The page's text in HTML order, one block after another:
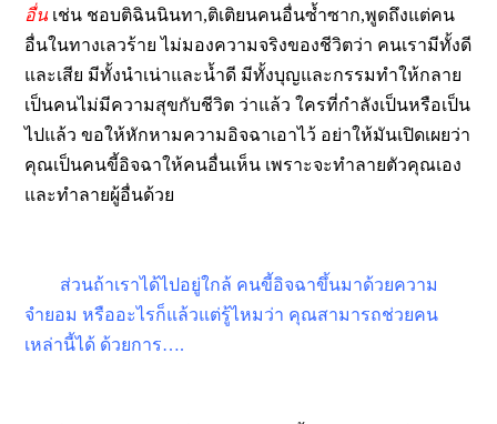
อื่น เช่น ชอบติฉินนินทา,ติเติยนคนอื่นซ้ำซาก,พูดถึงแต่คน
อื่นในทางเลวร้าย ไม่มองความจริงของชีวิตว่า คนเรามีทั้งดี
และเสีย มีทั้งนำเน่าและน้ำดี มีทั้งบุญและกรรมทำให้กลาย
เป็นคนไม่มีความสุขกับชีวิต ว่าแล้ว ใครที่กำลังเป็นหรือเป็น
ไปแล้ว ขอให้หักหามความอิจฉาเอาไว้ อย่าให้มันเปิดเผยว่า
คุณเป็นคนขี้อิจฉาให้คนอื่นเห็น เพราะจะทำลายตัวคุณเอง
และทำลายผู้อื่นด้วย
ส่วนถ้าเราได้ไปอยู่ใกล้ คนขี้อิจฉาขึ้นมาด้วยความ
จำยอม หรืออะไรก็แล้วแต่รู้ไหมว่า คุณสามารถช่วยคน
เหล่านี้ได้ ด้วยการ….